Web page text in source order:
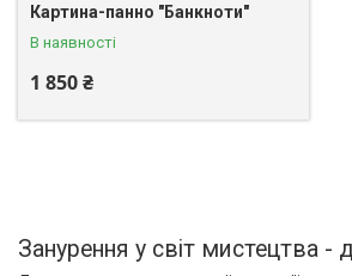
Картина-панно "Банкноти"
В наявності
1 850 ₴
Занурення у світ мистецтва -